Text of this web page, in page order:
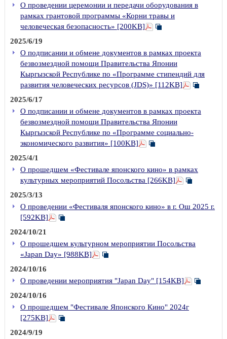
О проведении церемонии и передачи оборудования в
рамках грантовой программы «Корни травы и
человеческая безопасность» [200KB]
2025/6/19
О подписании и обмене документов в рамках проекта
безвозмездной помощи Правительства Японии
Кыргызской Республике по «Программе стипендий для
развития человеческих ресурсов (JDS)» [112KB]
2025/6/17
О подписании и обмене документов в рамках проекта
безвозмездной помощи Правительства Японии
Кыргызской Республике по «Программе социально-
экономического развития» [100KB]
2025/4/1
О прошедшем «Фестивале японского кино» в рамках
культурных мероприятий Посольства [266KB]
2025/3/13
О проведении «Фестиваля японского кино» в г. Ош 2025 г.
[592KB]
2024/10/21
О прошедшем культурном мероприятии Посольства
«Japan Day» [988KB]
2024/10/16
О проведении мероприятия "Japan Day" [154KB]
2024/10/16
О прошедшем "Фестивале Японского Кино" 2024г
[275KB]
2024/9/19